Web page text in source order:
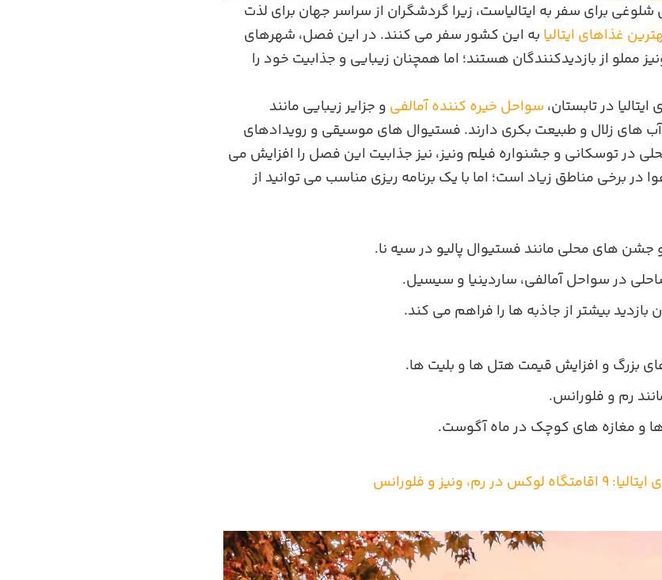
برای سفر به ایتالیاست، زیرا گردشگران از سراسر جهان برای لذت
غذاهای ایتالیا به این کشور سفر می‌ کنند. در این فصل، شهرهای
مملو از بازدیدکنندگان هستند؛ اما همچنان زیبایی و جذابیت خود را
در تابستان، سواحل خیره‌ کننده آمالفی و جزایر زیبایی مانند
های زلال و طبیعت بکری دارند. فستیوال‌ های موسیقی و رویدادهای
در توسکانی و جشنواره فیلم ونیز، نیز جذابیت این فصل را افزایش می‌
برخی مناطق زیاد است؛ اما با یک برنامه‌ ریزی مناسب می‌ توانید از
های محلی مانند فستیوال پالیو در سیه‌ نا.
در سواحل آمالفی، ساردینیا و سیسیل.
بازدید بیشتر از جاذبه‌ ها را فراهم می‌ کند.
بزرگ و افزایش قیمت هتل‌ ها و بلیت ها.
رم و فلورانس.
و مغازه‌ های کوچک در ماه آگوست.
رم، ونیز و فلورانس